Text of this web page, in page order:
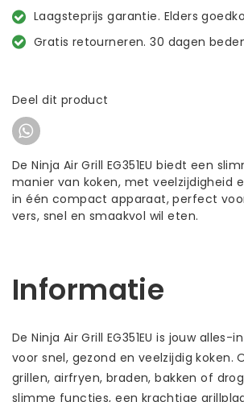
Laagsteprijs garantie. Elders
Gratis retourneren. 30 dagen
Deel dit product
De Ninja Air Grill EG351EU biedt een
manier van koken, met veelzijdigheid
in één compact apparaat, perfect
vers, snel en smaakvol wil eten.
Informatie
De Ninja Air Grill EG351EU is jouw
voor snel, gezond en veelzijdig koken.
grillen, airfryen, braden, bakken of
slimme functies, een krachtige